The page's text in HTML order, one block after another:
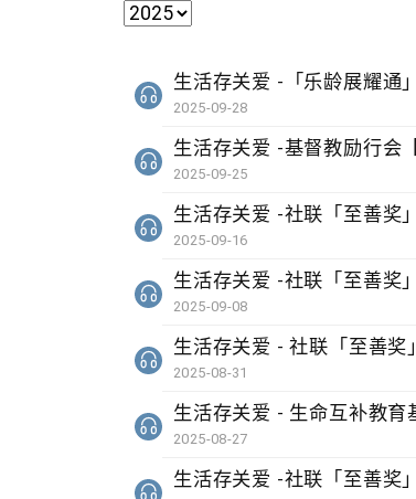
生活存关爱 -「乐龄展耀通
2025-09-28
生活存关爱 -基督教励行会
2025-09-25
生活存关爱 -社联「至善奖
2025-09-16
生活存关爱 -社联「至善奖
2025-09-08
生活存关爱 - 社联「至善奖
2025-08-31
生活存关爱 - ​生命互补教育
2025-08-27
生活存关爱 -社联「至善奖